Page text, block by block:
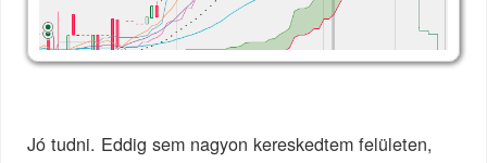
Jó tudni. Eddig sem nagyon kereskedtem felületen,